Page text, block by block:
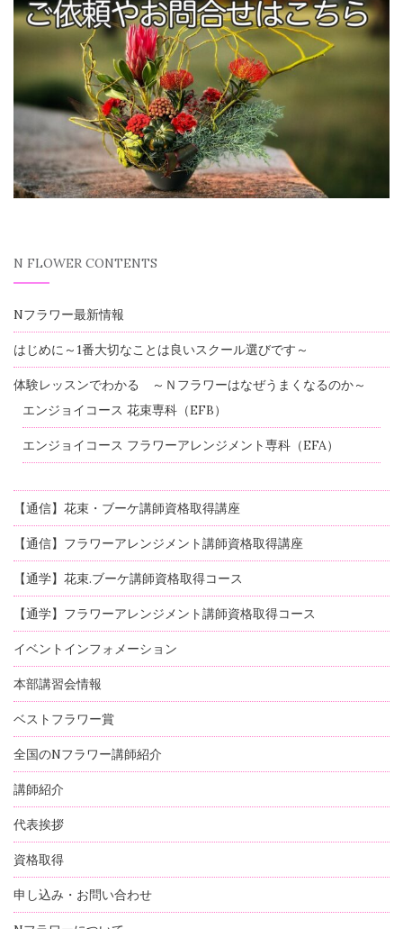
N FLOWER CONTENTS
Nフラワー最新情報
はじめに～1番大切なことは良いスクール選びです～
体験レッスンでわかる ～Ｎフラワーはなぜうまくなるのか～
エンジョイコース 花束専科（EFB）
エンジョイコース フラワーアレンジメント専科（EFA）
【通信】花束・ブーケ講師資格取得講座
【通信】フラワーアレンジメント講師資格取得講座
【通学】花束.ブーケ講師資格取得コース
【通学】フラワーアレンジメント講師資格取得コース
イベントインフォメーション
本部講習会情報
ベストフラワー賞
全国のNフラワー講師紹介
講師紹介
代表挨拶
資格取得
申し込み・お問い合わせ